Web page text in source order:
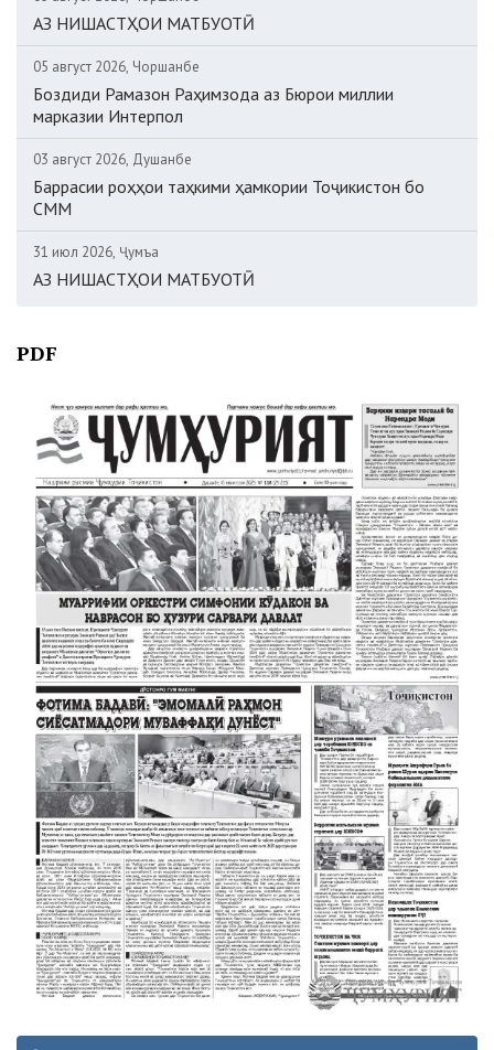
АЗ НИШАСТҲОИ МАТБУОТӢ
05 август 2026, Чоршанбе
Боздиди Рамазон Раҳимзода аз Бюрои миллии
марказии Интерпол
03 август 2026, Душанбе
Баррасии роҳҳои таҳкими ҳамкории Тоҷикистон бо
СММ
31 июл 2026, Ҷумъа
АЗ НИШАСТҲОИ МАТБУОТӢ
PDF